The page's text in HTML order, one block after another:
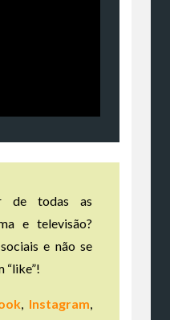
de todas as
e televisão?
e não se
“like”!
, Instagram